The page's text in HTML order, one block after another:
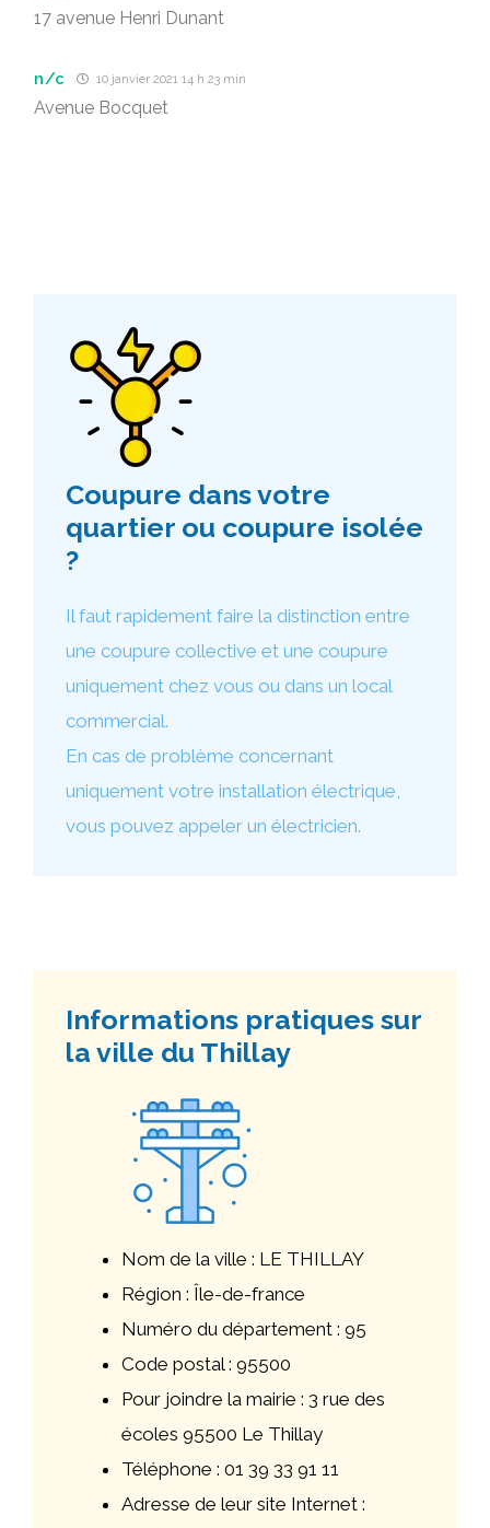
17 avenue Henri Dunant
n/c 10 janvier 2021 14 h 23 min
Avenue Bocquet
Coupure dans votre
quartier ou coupure isolée
?
Il faut rapidement faire la distinction entre
une coupure collective et une coupure
uniquement chez vous ou dans un local
commercial.
En cas de problème concernant
uniquement votre installation électrique,
vous pouvez appeler un électricien.
Informations pratiques sur
la ville du Thillay
Nom de la ville : LE THILLAY
Région : Île-de-france
Numéro du département : 95
Code postal : 95500
Pour joindre la mairie : 3 rue des
écoles 95500 Le Thillay
Téléphone : 01 39 33 91 11
Adresse de leur site Internet :